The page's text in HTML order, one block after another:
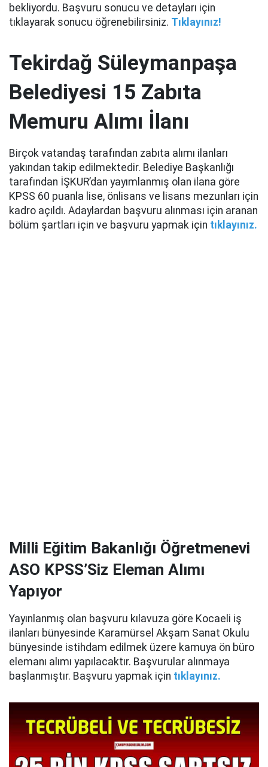
bekliyordu. Başvuru sonucu ve detayları için
tıklayarak sonucu öğrenebilirsiniz. Tıklayınız!
Tekirdağ Süleymanpaşa
Belediyesi 15 Zabıta
Memuru Alımı İlanı
Birçok vatandaş tarafından zabıta alımı ilanları
yakından takip edilmektedir. Belediye Başkanlığı
tarafından İŞKUR’dan yayımlanmış olan ilana göre
KPSS 60 puanla lise, önlisans ve lisans mezunları için
kadro açıldı. Adaylardan başvuru alınması için aranan
bölüm şartları için ve başvuru yapmak için tıklayınız.
Milli Eğitim Bakanlığı Öğretmenevi
ASO KPSS’Siz Eleman Alımı
Yapıyor
Yayınlanmış olan başvuru kılavuza göre Kocaeli iş
ilanları bünyesinde Karamürsel Akşam Sanat Okulu
bünyesinde istihdam edilmek üzere kamuya ön büro
elemanı alımı yapılacaktır. Başvurular alınmaya
başlanmıştır. Başvuru yapmak için tıklayınız.